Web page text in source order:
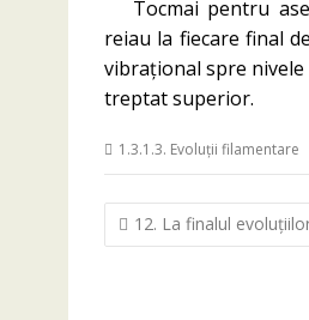
Tocmai pentru
reiau la fiecare final
vibrațional spre
treptat superior.
1.3.1.3. Evoluții filamentare
Navigare
în
12. La finalul